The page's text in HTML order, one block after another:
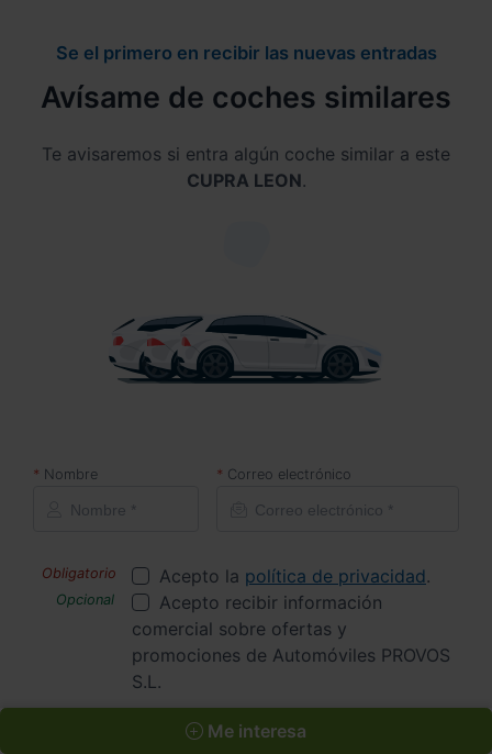
Se el primero en recibir las nuevas entradas
Avísame de coches similares
Te avisaremos si entra algún coche similar a este
CUPRA LEON.
Nombre Correo electrónico
Acepto la política de privacidad.
Acepto recibir información
comercial sobre ofertas y
promociones de Automóviles PROVOS
S.L.
Me interesa